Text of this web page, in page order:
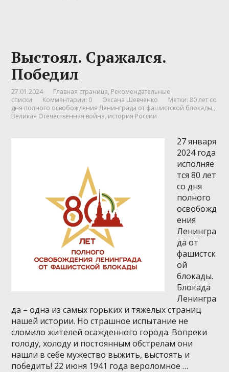
Выстоял. Сражался.
Победил
27.01.2024 Главная страница, Рекомендательные
списки
Комментарии: 0 Оксана Шевченко Метки: 80 лет со
дня полного освобождения Ленинграда от фашистской блокады.,
Великая Отечественная война, история России
27 января
2024 года
исполняе
тся 80 лет
со дня
полного
освобожд
ения
Ленингра
да от
фашистск
ой
блокады.
Блокада
Ленингра
да – одна из самых горьких и тяжелых страниц
нашей истории. Но страшное испытание не
сломило жителей осажденного города. Вопреки
голоду, холоду и постоянным обстрелам они
нашли в себе мужество выжить, выстоять и
победить! 22 июня 1941 года вероломное …